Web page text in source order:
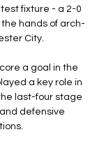
fixture - a 2-0
hands of arch-
City.
a goal in the
a key role in
last-four stage
defensive